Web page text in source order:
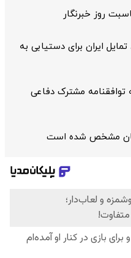
روز خبرنگار
ایران برای دستیابی به
توافقنامه مشترک دفاعی
مشخص شده است